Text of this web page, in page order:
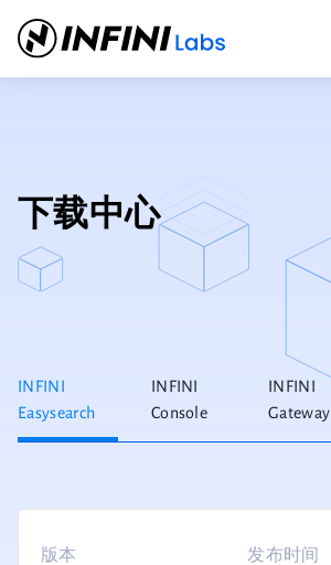
下载中心
INFINI
Easysearch
INFINI
Console
INFINI
Gateway
版本 发布时间